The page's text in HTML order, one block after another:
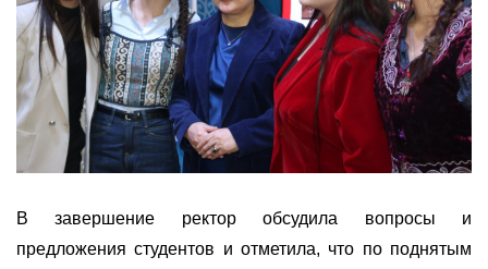
В завершение ректор обсудила вопросы
и
предложения студентов и отметила, что по поднятым